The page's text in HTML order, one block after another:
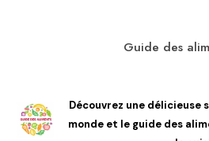
Guide des
Découvrez une
monde et le guide des